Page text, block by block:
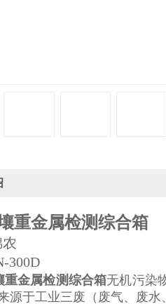
重金属检测综合箱
300D
重金属检测综合箱无机污染
源于工业三废（废气、废